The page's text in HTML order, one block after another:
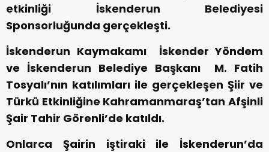
etkinliği İskenderun Belediyesi
Sponsorluğunda gerçekleşti.
İskenderun Kaymakamı İskender Yöndem
ve İskenderun Belediye Başkanı M. Fatih
Tosyalı’nın katılımları ile gerçekleşen Şiir ve
Türkü Etkinliğine Kahramanmaraş’tan Afşinli
Şair Tahir Görenli’de katıldı.
Onlarca Şairin iştiraki ile İskenderun’da